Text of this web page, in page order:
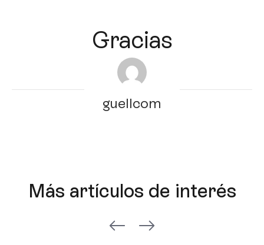
Gracias
guellcom
Más artículos de interés